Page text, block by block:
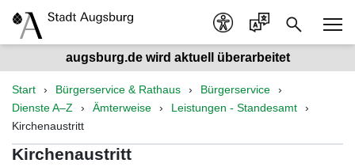
augsburg.de wird aktuell überarbeitet
Start Bürgerservice & Rathaus
Bürgerservice
Dienste A–Z
Ämterweise
Leistungen - Standesamt
Kirchenaustritt
Kirchenaustritt